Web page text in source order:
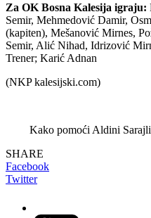
Za OK Bosna Kalesija igraju:
Semir, Mehmedović Damir,
(kapiten), Mešanović Mirnes,
Semir, Alić Nihad, Idrizović
Trener; Karić Adnan
(NKP kalesijski.com)
Kako pomoći Aldini
SHARE
Facebook
Twitter